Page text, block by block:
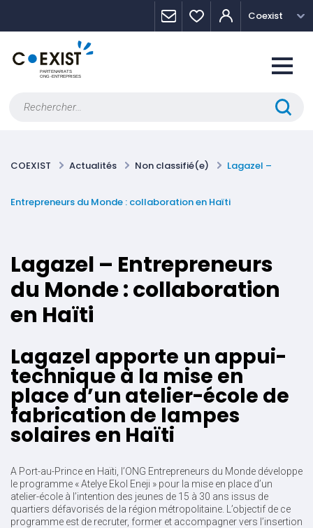
Coexist
COEXIST Actualités Non classifié(e) Lagazel –
Entrepreneurs du Monde : collaboration en Haïti
Lagazel – Entrepreneurs
du Monde : collaboration
en Haïti
Lagazel apporte un appui-
technique à la mise en
place d’un atelier-école de
fabrication de lampes
solaires en Haïti
A Port-au-Prince en Haïti, l’ONG Entrepreneurs du Monde développe
le programme « Atelye Ekol Eneji » pour la mise en place d’un
atelier-école à l’intention des jeunes de 15 à 30 ans issus de
quartiers défavorisés de la région métropolitaine. L’objectif de ce
programme est de recruter, former et accompagner vers l’insertion